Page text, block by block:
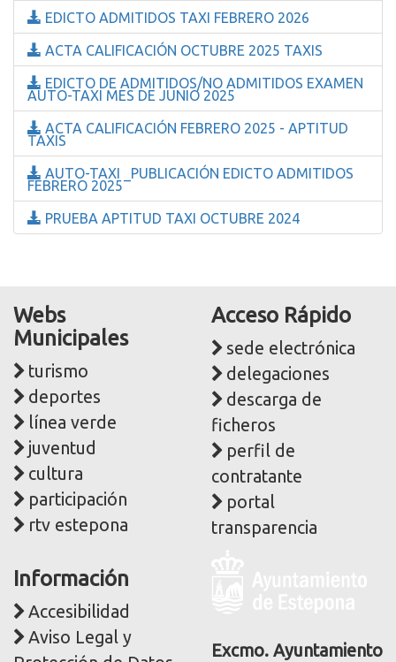
EDICTO ADMITIDOS TAXI FEBRERO 2026
ACTA CALIFICACIÓN OCTUBRE 2025 TAXIS
EDICTO DE ADMITIDOS/NO ADMITIDOS EXAMEN
AUTO-TAXI MES DE JUNIO 2025
ACTA CALIFICACIÓN FEBRERO 2025 - APTITUD
TAXIS
AUTO-TAXI _PUBLICACIÓN EDICTO ADMITIDOS
FEBRERO 2025
PRUEBA APTITUD TAXI OCTUBRE 2024
Webs
Municipales
turismo
deportes
línea verde
juventud
cultura
participación
rtv estepona
Acceso Rápido
sede electrónica
delegaciones
descarga de
ficheros
perfil de
contratante
portal
transparencia
Información
Accesibilidad
Aviso Legal y
corporativa
Excmo. Ayuntamiento